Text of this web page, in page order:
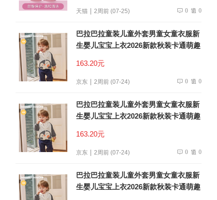
天猫 2周前 (07-25) 0 0
巴拉巴拉童装儿童外套男童女童衣服新
生婴儿宝宝上衣2026新款秋装卡通萌趣
163.20元
京东 2周前 (07-24) 0 0
巴拉巴拉童装儿童外套男童女童衣服新
生婴儿宝宝上衣2026新款秋装卡通萌趣
163.20元
京东 2周前 (07-24) 0 0
巴拉巴拉童装儿童外套男童女童衣服新
生婴儿宝宝上衣2026新款秋装卡通萌趣